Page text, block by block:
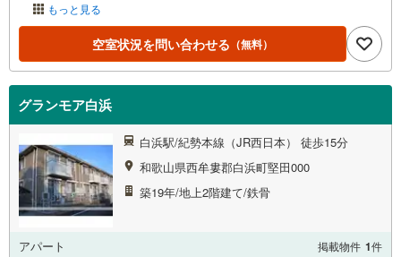
もっと見る
空室状況を問い合わせる （無料）
グランモア白浜
白浜駅/紀勢本線（JR西日本） 徒歩15分
和歌山県西牟婁郡白浜町堅田000
築19年/地上2階建て/鉄骨
アパート 掲載物件 1件